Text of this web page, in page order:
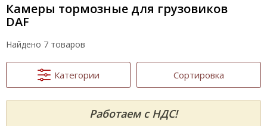
Камеры тормозные для грузовиков
DAF
Найдено 7 товаров
Категории Сортировка
Работаем с НДС!